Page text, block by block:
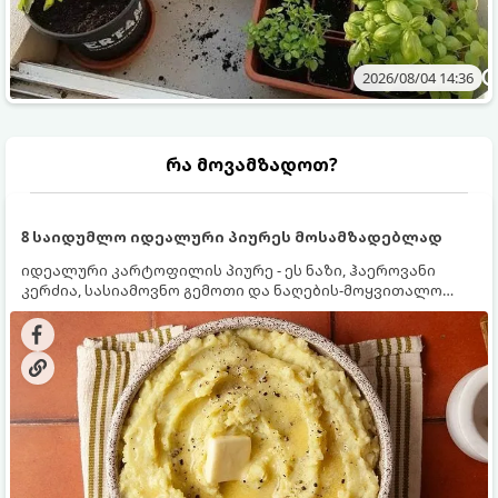
2026/08/04 14:36
რა მოვამზადოთ?
8 საიდუმლო იდეალური პიურეს მოსამზადებლად
იდეალური კარტოფილის პიურე - ეს ნაზი, ჰაეროვანი
კერძია, სასიამოვნო გემოთი და ნაღების-მოყვითალო
ფერით. მისი მომზადება ძალიან მარტივია, მაგრამ
არსებობს რამდენიმე საიდუმლო, რომლებიც უნდა
იცოდეთ, რომ პიურე იდეალურად გემრიელი გამოვიდეს.